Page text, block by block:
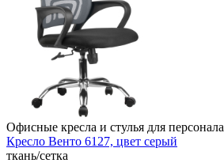
Офисные кресла и стулья для персонала
Кресло Венто 6127, цвет серый
ткань/сетка